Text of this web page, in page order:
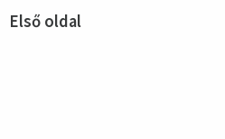
Első oldal